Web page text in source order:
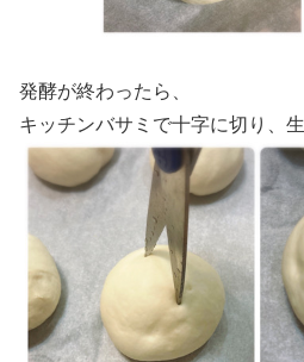
発酵が終わったら、
キッチンバサミで十字に切り、